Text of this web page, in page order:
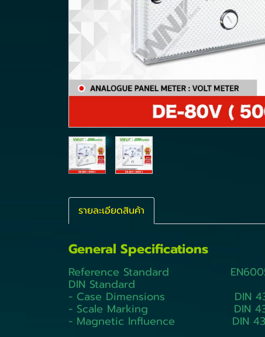
รายละเอียดสินค้า
General Specifications
Reference Standard EN60051
DIN Standard
- Case Dimensions DIN
- Scale Marking DIN
- Magnetic Influence DIN